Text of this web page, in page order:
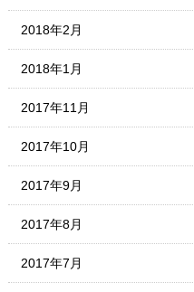
2018年2月
2018年1月
2017年11月
2017年10月
2017年9月
2017年8月
2017年7月